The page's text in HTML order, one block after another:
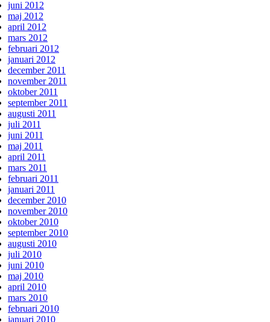
juni 2012
maj 2012
april 2012
mars 2012
februari 2012
januari 2012
december 2011
november 2011
oktober 2011
september 2011
augusti 2011
juli 2011
juni 2011
maj 2011
april 2011
mars 2011
februari 2011
januari 2011
december 2010
november 2010
oktober 2010
september 2010
augusti 2010
juli 2010
juni 2010
maj 2010
april 2010
mars 2010
februari 2010
januari 2010